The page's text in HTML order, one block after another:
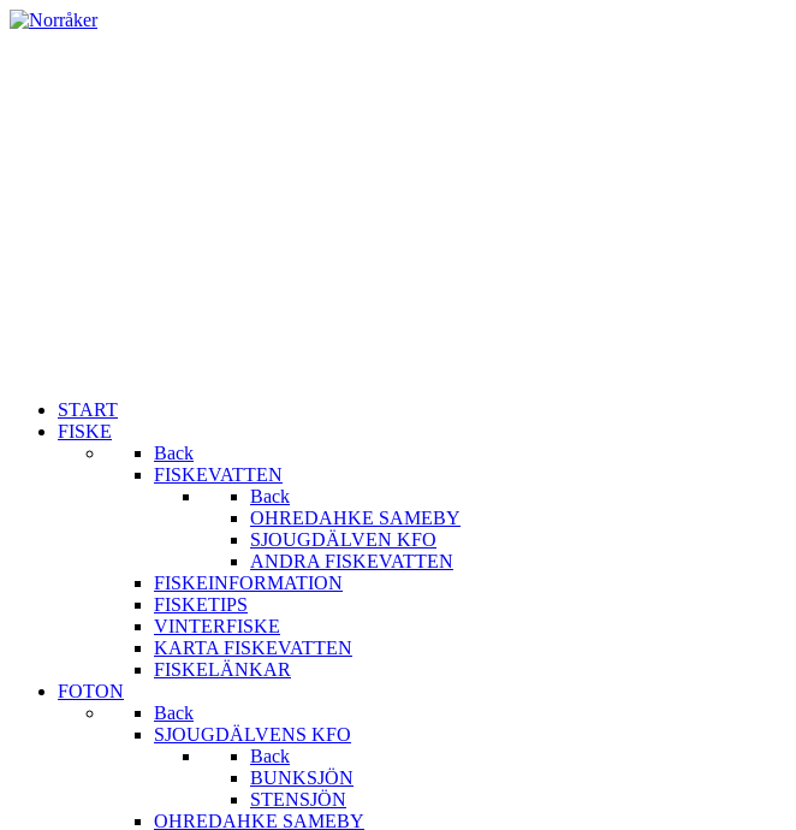
START
FISKE
Back
FISKEVATTEN
Back
OHREDAHKE SAMEBY
SJOUGDÄLVEN KFO
ANDRA FISKEVATTEN
FISKEINFORMATION
FISKETIPS
VINTERFISKE
KARTA FISKEVATTEN
FISKELÄNKAR
FOTON
Back
SJOUGDÄLVENS KFO
Back
BUNKSJÖN
STENSJÖN
OHREDAHKE SAMEBY